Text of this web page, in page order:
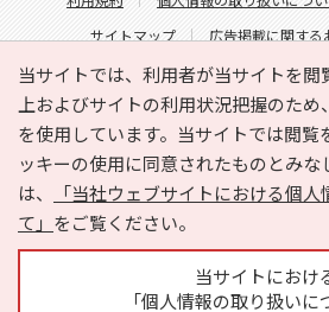
当サイトでは、利用者が当サイトを
上およびサイトの利用状況把握のため
を使用しています。当サイトでは閲覧
ッキーの使用に同意されたものとみな
は、
「当社ウェブサイトにおける個
て」 をご覧ください。
当サイトにおけ
「個人情報の取り扱いに
サイトマップ
広告掲載に関する
サイトの内容に関するお問
Copyright © HYOJITO.Co.,Ltd. All